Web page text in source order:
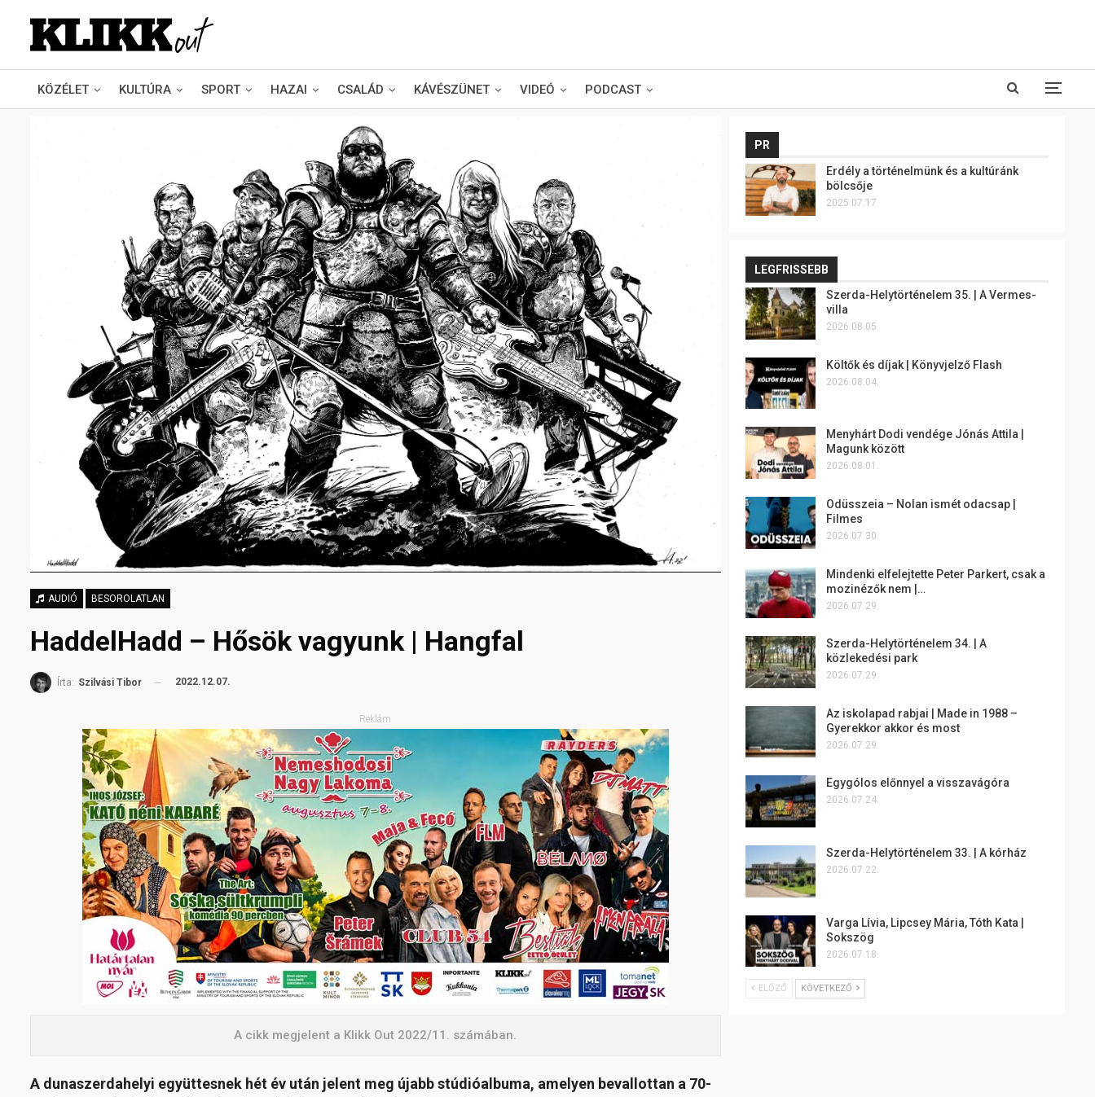
KÖZÉLET KULTÚRA SPORT HAZAI CSALÁD KÁVÉSZÜNET VIDEÓ PODCAST
AUDIÓ BESOROLATLAN
HaddelHadd – Hősök vagyunk | Hangfal
Írta: Szilvási Tibor 2022.12.07.
Reklám
A cikk megjelent a Klikk Out 2022/11. számában.
A dunaszerdahelyi együttesnek hét év után jelent meg újabb stúdióalbuma, amelyen bevallottan a 70-
PR
Erdély a történelmünk és a kultúránk
bölcsője
2025.07.17.
LEGFRISSEBB
Szerda-Helytörténelem 35. | A Vermes-
villa
2026.08.05.
Költők és díjak | Könyvjelző Flash
2026.08.04.
Menyhárt Dodi vendége Jónás Attila |
Magunk között
2026.08.01.
Odüsszeia – Nolan ismét odacsap |
Filmes
2026.07.30.
Mindenki elfelejtette Peter Parkert, csak a
mozinézők nem |…
2026.07.29.
Szerda-Helytörténelem 34. | A
közlekedési park
2026.07.29.
Az iskolapad rabjai | Made in 1988 –
Gyerekkor akkor és most
2026.07.29.
Egygólos előnnyel a visszavágóra
2026.07.24.
Szerda-Helytörténelem 33. | A kórház
2026.07.22.
Varga Lívia, Lipcsey Mária, Tóth Kata |
Sokszög
2026.07.18.
ELŐZŐ KÖVETKEZŐ